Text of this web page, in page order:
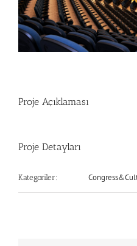
Proje Açıklaması
Proje Detayları
Kategoriler: